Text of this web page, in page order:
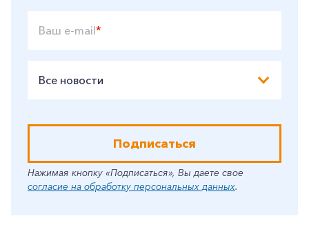
Ваш e-mail*
Все новости
Подписаться
Нажимая кнопку «Подписаться», Вы даете свое
согласие на обработку персональных данных.